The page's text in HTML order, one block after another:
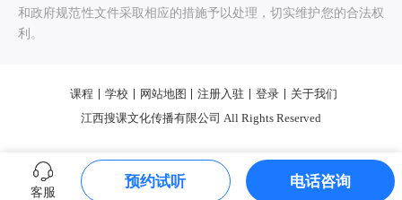
和政府规范性文件采取相应的措施予以处理，切实维护您的合法权
利。
课程 学校 网站地图 注册入驻 登录
关于我们
江西搜课文化传播有限公司 All Rights Reserved
客服
预约试听 电话咨询
0.232046s